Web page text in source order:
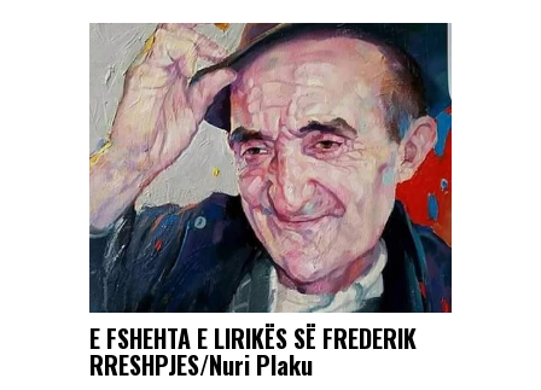
E FSHEHTA E LIRIKËS SË FREDERIK
RRESHPJES/Nuri Plaku